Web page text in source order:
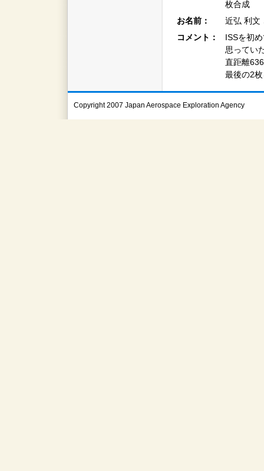
枚合成
お名前：
近弘 利文
コメント：
ISSを初
思ってい
直距離
最後の2
Copyright 2007 Japan Aerospace Exploration Agency